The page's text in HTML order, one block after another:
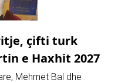
çifti turk
e Haxhit 2027
Mehmet Bal dhe